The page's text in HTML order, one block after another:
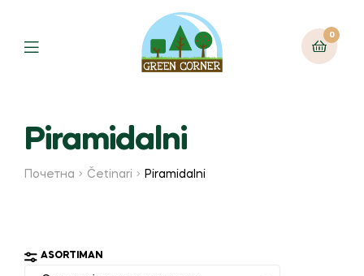
Menu
0
Piramidalni
Почетна Četinari Piramidalni
ASORTIMAN